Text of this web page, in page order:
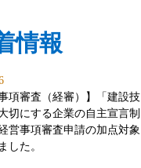
情報
事項審査（経審）】「建設技
切にする企業の自主宣言制
営事項審査申請の加点対象
した。